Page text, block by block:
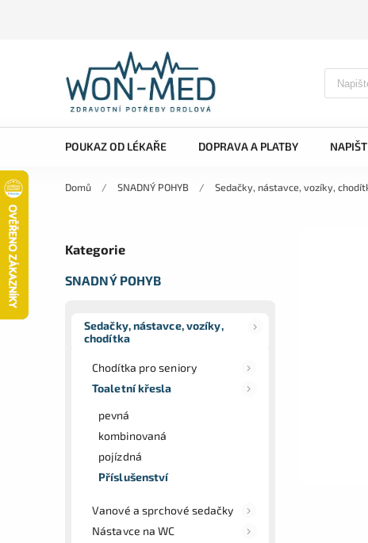
POUKAZ OD LÉKAŘE DOPRAVA A PLATBY
Domů / SNADNÝ POHYB / Sedačky, nástavce, vozíky,
Kategorie
SNADNÝ POHYB
Sedačky, nástavce, vozíky,
chodítka
Chodítka pro seniory
Toaletní křesla
pevná
kombinovaná
pojízdná
Příslušenství
Vanové a sprchové sedačky
Nástavce na WC